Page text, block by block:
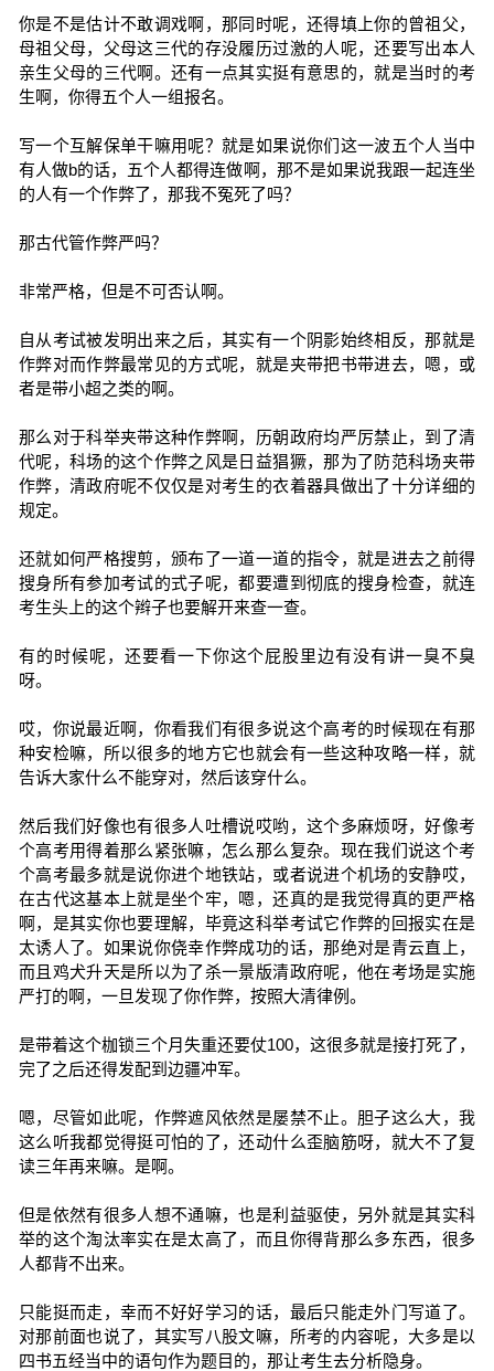
你是不是估计不敢调戏啊，那同时呢，还得填上你的曾祖父，
母祖父母，父母这三代的存没履历过激的人呢，还要写出本人
亲生父母的三代啊。还有一点其实挺有意思的，就是当时的考
生啊，你得五个人一组报名。
写一个互解保单干嘛用呢？就是如果说你们这一波五个人当中
有人做b的话，五个人都得连做啊，那不是如果说我跟一起连坐
的人有一个作弊了，那我不冤死了吗？
那古代管作弊严吗？
非常严格，但是不可否认啊。
自从考试被发明出来之后，其实有一个阴影始终相反，那就是
作弊对而作弊最常见的方式呢，就是夹带把书带进去，嗯，或
者是带小超之类的啊。
那么对于科举夹带这种作弊啊，历朝政府均严厉禁止，到了清
代呢，科场的这个作弊之风是日益猖獗，那为了防范科场夹带
作弊，清政府呢不仅仅是对考生的衣着器具做出了十分详细的
规定。
还就如何严格搜剪，颁布了一道一道的指令，就是进去之前得
搜身所有参加考试的式子呢，都要遭到彻底的搜身检查，就连
考生头上的这个辫子也要解开来查一查。
有的时候呢，还要看一下你这个屁股里边有没有讲一臭不臭
呀。
哎，你说最近啊，你看我们有很多说这个高考的时候现在有那
种安检嘛，所以很多的地方它也就会有一些这种攻略一样，就
告诉大家什么不能穿对，然后该穿什么。
然后我们好像也有很多人吐槽说哎哟，这个多麻烦呀，好像考
个高考用得着那么紧张嘛，怎么那么复杂。现在我们说这个考
个高考最多就是说你进个地铁站，或者说进个机场的安静哎，
在古代这基本上就是坐个牢，嗯，还真的是我觉得真的更严格
啊，是其实你也要理解，毕竟这科举考试它作弊的回报实在是
太诱人了。如果说你侥幸作弊成功的话，那绝对是青云直上，
而且鸡犬升天是所以为了杀一景版清政府呢，他在考场是实施
严打的啊，一旦发现了你作弊，按照大清律例。
是带着这个枷锁三个月失重还要仗100，这很多就是接打死了，
完了之后还得发配到边疆冲军。
嗯，尽管如此呢，作弊遮风依然是屡禁不止。胆子这么大，我
这么听我都觉得挺可怕的了，还动什么歪脑筋呀，就大不了复
读三年再来嘛。是啊。
但是依然有很多人想不通嘛，也是利益驱使，另外就是其实科
举的这个淘汰率实在是太高了，而且你得背那么多东西，很多
人都背不出来。
只能挺而走，幸而不好好学习的话，最后只能走外门写道了。
对那前面也说了，其实写八股文嘛，所考的内容呢，大多是以
四书五经当中的语句作为题目的，那让考生去分析隐身。